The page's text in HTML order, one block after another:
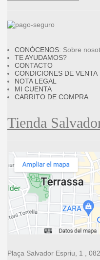
CONÓCENOS: Sobre
TE AYUDAMOS?
CONTACTO
CONDICIONES DE VENTA
NOTA LEGAL
MI CUENTA
CARRITO DE COMPRA
Tienda
Plaça Salvador Espriu, 1 ,